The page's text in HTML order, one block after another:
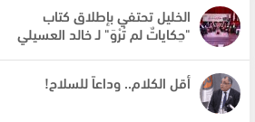
الخليل تحتفي بإطلاق كتاب
"حِكاياتٌ لم تُرْوَ" لـ خالد العسيلي
أقل الكلام.. وداعاً للسلاح!